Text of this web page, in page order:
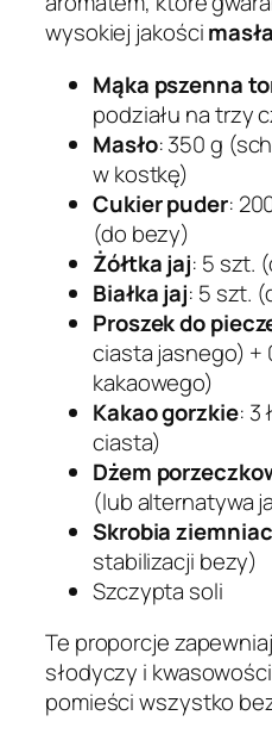
wysokiej jakościmasła
Mąka pszenna
podziału na trzy
Masło: 350 g
w kostkę)
Cukier puder:
(do bezy)
Żółtka jaj: 5 szt.
Białka jaj: 5 szt.
Proszek do
ciasta jasnego) +
kakaowego)
Kakao gorzkie: 3
ciasta)
Dżem
(lub alternatywa
Skrobia
stabilizacji bezy)
Szczypta soli
Te proporcje
słodyczy i
pomieści wszystko